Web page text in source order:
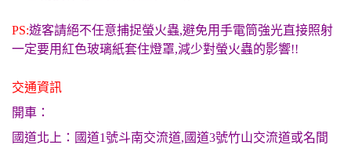
PS:遊客請絕不任意捕捉螢火蟲,避免用手電筒強光直接照射
一定要用紅色玻璃紙套住燈罩,減少對螢火蟲的影響!!
交通資訊
開車：
國道北上：國道1號斗南交流道,國道3號竹山交流道或名間